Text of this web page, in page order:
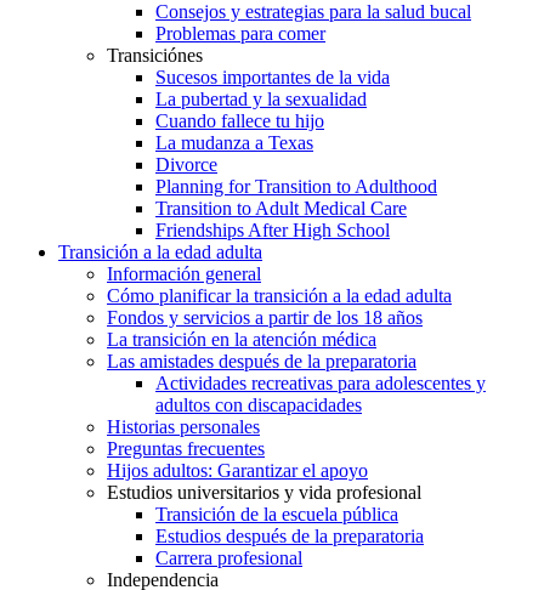
Consejos y estrategias para la salud bucal
Problemas para comer
Transiciónes
Sucesos importantes de la vida
La pubertad y la sexualidad
Cuando fallece tu hijo
La mudanza a Texas
Divorce
Planning for Transition to Adulthood
Transition to Adult Medical Care
Friendships After High School
Transición a la edad adulta
Información general
Cómo planificar la transición a la edad adulta
Fondos y servicios a partir de los 18 años
La transición en la atención médica
Las amistades después de la preparatoria
Actividades recreativas para adolescentes y
adultos con discapacidades
Historias personales
Preguntas frecuentes
Hijos adultos: Garantizar el apoyo
Estudios universitarios y vida profesional
Transición de la escuela pública
Estudios después de la preparatoria
Carrera profesional
Independencia